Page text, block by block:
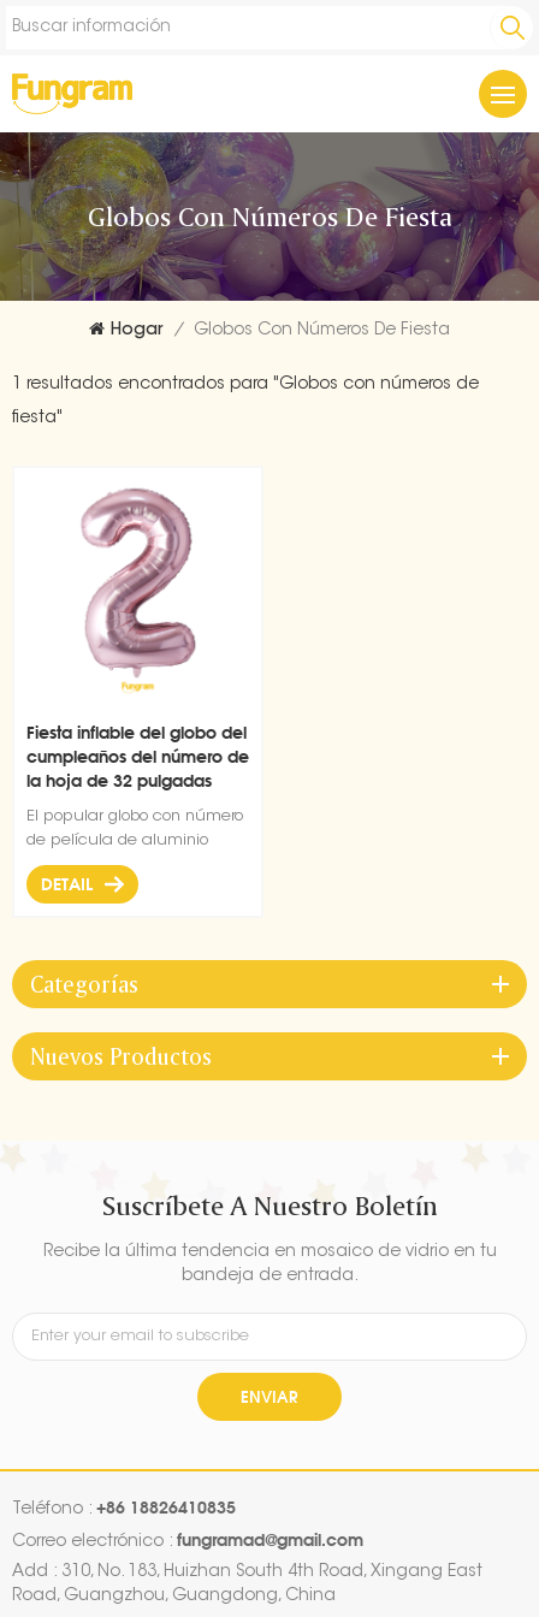
Globos Con Números De Fiesta
Hogar / Globos Con Números De Fiesta
1 resultados encontrados para "Globos con números de
fiesta"
Fiesta inflable del globo del
cumpleaños del número de
la hoja de 32 pulgadas
El popular globo con número
de película de aluminio
dorado rosa de 32 pulgadas
es de color brillante y dura
decoración de fiestas.
DETAIL
Categorías
Nuevos Productos
Suscríbete A Nuestro Boletín
Recibe la última tendencia en mosaico de vidrio en tu
bandeja de entrada.
ENVIAR
Teléfono : +86 18826410835
Correo electrónico : fungramad@gmail.com
Add : 310, No. 183, Huizhan South 4th Road, Xingang East
Road, Guangzhou, Guangdong, China